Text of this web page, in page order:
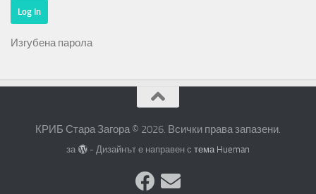
Изгубена парола
КРИБ Стара Загора © 2026. Всички права запазени.
за - Дизайнът е направен с тема Hueman